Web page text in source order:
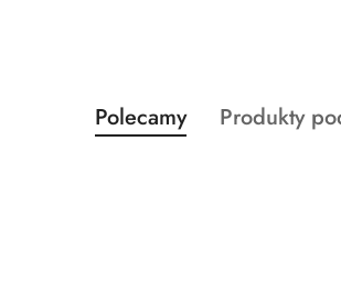
Pomiń karuzelę produktów
Produkty
o
Polecamy
Produkty
Produkty